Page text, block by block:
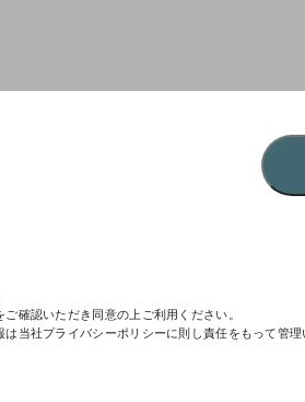
らでご確認いただけます。
ご確認いただき同意の上ご利用ください。
当社プライバシーポリシーに則し責任をもって管理